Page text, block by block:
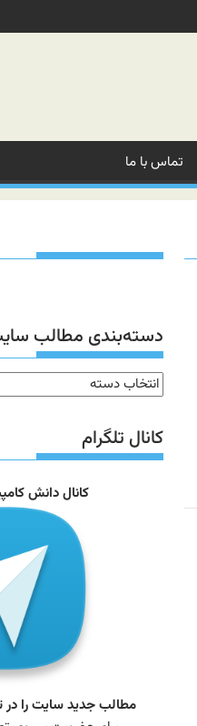
تماس با ما
دسته‌بندی مطالب
دسته‌بندی
مطالب
سایت
کانال تلگرام
کانال دانش
مطالب جدید سایت را در